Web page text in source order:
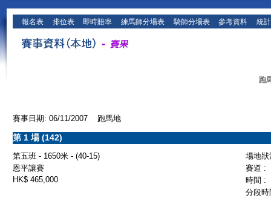
報名表 排位表 即時賠率 練馬師分場表 騎師分場表 參考資料 統
跑
賽事日期: 06/11/2007 跑馬地
第 1 場 (142)
第五班 - 1650米 - (40-15)
場地
恩平讓賽
賽道 :
HK$ 465,000
時間 :
分段